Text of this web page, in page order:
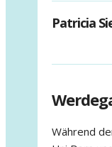
Patricia
Während